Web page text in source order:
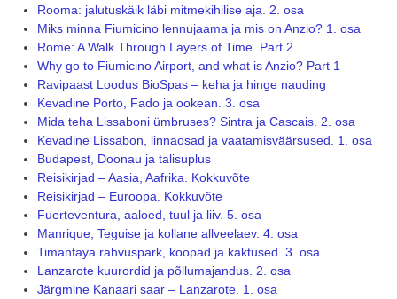
Rooma: jalutuskäik läbi mitmekihilise aja. 2. osa
Miks minna Fiumicino lennujaama ja mis on Anzio? 1. osa
Rome: A Walk Through Layers of Time. Part 2
Why go to Fiumicino Airport, and what is Anzio? Part 1
Ravipaast Loodus BioSpas – keha ja hinge nauding
Kevadine Porto, Fado ja ookean. 3. osa
Mida teha Lissaboni ümbruses? Sintra ja Cascais. 2. osa
Kevadine Lissabon, linnaosad ja vaatamisväärsused. 1. osa
Budapest, Doonau ja talisuplus
Reisikirjad – Aasia, Aafrika. Kokkuvõte
Reisikirjad – Euroopa. Kokkuvõte
Fuerteventura, aaloed, tuul ja liiv. 5. osa
Manrique, Teguise ja kollane allveelaev. 4. osa
Timanfaya rahvuspark, koopad ja kaktused. 3. osa
Lanzarote kuurordid ja põllumajandus. 2. osa
Järgmine Kanaari saar – Lanzarote. 1. osa